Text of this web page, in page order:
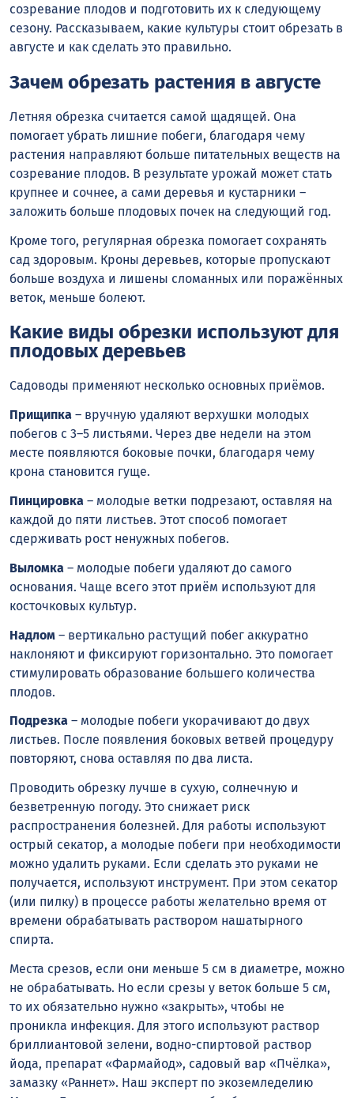
созревание плодов и подготовить их к следующему
сезону. Рассказываем, какие культуры стоит обрезать в
августе и как сделать это правильно.
Зачем обрезать растения в августе
Летняя обрезка считается самой щадящей. Она
помогает убрать лишние побеги, благодаря чему
растения направляют больше питательных веществ на
созревание плодов. В результате урожай может стать
крупнее и сочнее, а сами деревья и кустарники –
заложить больше плодовых почек на следующий год.
Кроме того, регулярная обрезка помогает сохранять
сад здоровым. Кроны деревьев, которые пропускают
больше воздуха и лишены сломанных или поражённых
веток, меньше болеют.
Какие виды обрезки используют для
плодовых деревьев
Садоводы применяют несколько основных приёмов.
Прищипка – вручную удаляют верхушки молодых
побегов с 3–5 листьями. Через две недели на этом
месте появляются боковые почки, благодаря чему
крона становится гуще.
Пинцировка – молодые ветки подрезают, оставляя на
каждой до пяти листьев. Этот способ помогает
сдерживать рост ненужных побегов.
Выломка – молодые побеги удаляют до самого
основания. Чаще всего этот приём используют для
косточковых культур.
Надлом – вертикально растущий побег аккуратно
наклоняют и фиксируют горизонтально. Это помогает
стимулировать образование большего количества
плодов.
Подрезка – молодые побеги укорачивают до двух
листьев. После появления боковых ветвей процедуру
повторяют, снова оставляя по два листа.
Проводить обрезку лучше в сухую, солнечную и
безветренную погоду. Это снижает риск
распространения болезней. Для работы используют
острый секатор, а молодые побеги при необходимости
можно удалить руками. Если сделать это руками не
получается, используют инструмент. При этом секатор
(или пилку) в процессе работы желательно время от
времени обрабатывать раствором нашатырного
спирта.
Места срезов, если они меньше 5 см в диаметре, можно
не обрабатывать. Но если срезы у веток больше 5 см,
то их обязательно нужно «закрыть», чтобы не
проникла инфекция. Для этого используют раствор
бриллиантовой зелени, водно-спиртовой раствор
йода, препарат «Фармайод», садовый вар «Пчёлка»,
замазку «Раннет». Наш эксперт по экоземледелию